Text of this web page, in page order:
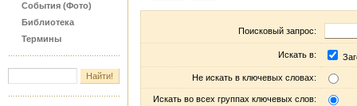
События (Фото)
Библиотека
Термины
Поисковый запрос:
Искать в:
Не искать в ключевых словах:
Искать во всех группах ключевых слов: